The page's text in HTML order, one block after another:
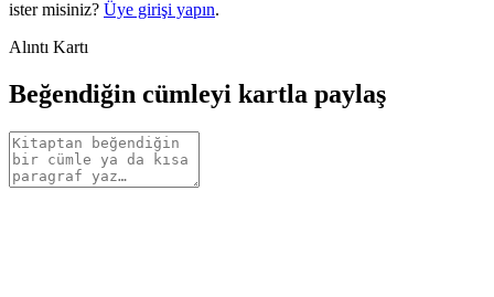
ister misiniz? Üye girişi yapın.
Alıntı Kartı
Beğendiğin cümleyi kartla paylaş
Alıntı
metni